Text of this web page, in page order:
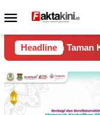
ke
Menu
Mobile
Headline
Surya Solear